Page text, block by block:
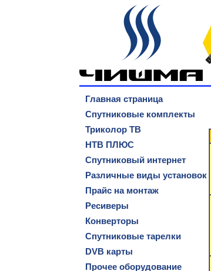
Главная страница
Спутниковые комплекты
Триколор ТВ
НТВ ПЛЮС
Спутниковый интернет
Различные виды установок
Прайс на монтаж
Ресиверы
Конверторы
Спутниковые тарелки
DVB карты
Прочее оборудование